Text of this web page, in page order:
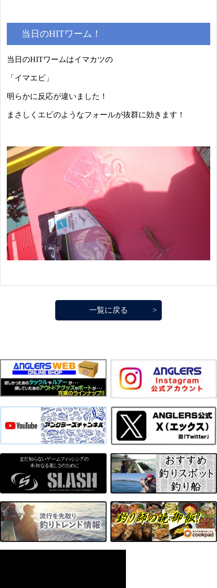
当日のHITワーム！
当日のHITワームはイマカツの
「イマエビ」
明らかに反応が違いました！
まさしくエビのようなフォールが抜群に効きます！
一覧に戻る